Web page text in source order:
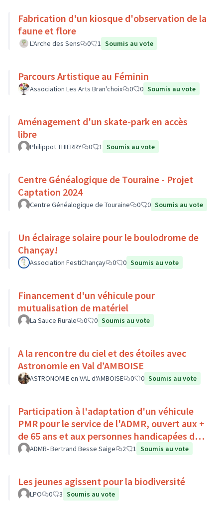
Fabrication d'un kiosque d'observation de la
faune et flore
L'Arche des Sens 0 1 Soumis au vote
Parcours Artistique au Féminin
Association Les Arts Bran'choix 0 0 Soumis au vote
Aménagement d'un skate-park en accès
libre
Philippot THIERRY 0 1 Soumis au vote
Centre Généalogique de Touraine - Projet
Captation 2024
Centre Généalogique de Touraine 0 0 Soumis au vote
Un éclairage solaire pour le boulodrome de
Chançay!
Association FestiChançay 0 0 Soumis au vote
Financement d'un véhicule pour
mutualisation de matériel
La Sauce Rurale 0 0 Soumis au vote
A la rencontre du ciel et des étoiles avec
Astronomie en Val d’AMBOISE
ASTRONOMIE en VAL d'AMBOISE 0 0 Soumis au vote
Participation à l'adaptation d'un véhicule
PMR pour le service de l'ADMR, ouvert aux +
de 65 ans et aux personnes handicapées du
Pays Loire-Touraine.
ADMR- Bertrand Besse Saige 2 1 Soumis au vote
Les jeunes agissent pour la biodiversité
LPO 0 3 Soumis au vote